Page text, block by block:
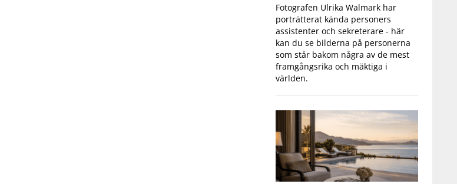
Fotografen Ulrika Walmark har
porträtterat kända personers
assistenter och sekreterare - här
kan du se bilderna på personerna
som står bakom några av de mest
framgångsrika och mäktiga i
världen.